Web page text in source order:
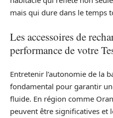
mais qui dure dans le temps
Les accessoires de
performance de votre
Entretenir l’autonomie de la
fondamental pour garantir
fluide. En région comme
peuvent être significatives et